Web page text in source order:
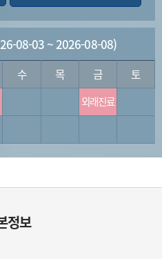
08-03 ~ 2026-08-08)
수 목 금
토
외래진료
정보